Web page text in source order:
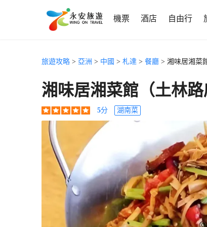
機票 酒店 自由行
旅遊攻略 > 亞洲 > 中國 > 札達 > 餐廳 > 湘味居湘菜
湘味居湘菜館（土林路
5分 湖南菜